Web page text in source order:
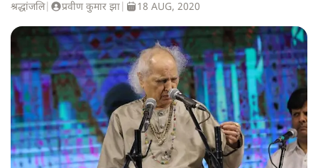
श्रद्धांजलि| प्रवीण कुमार झा 18 AUG, 2020